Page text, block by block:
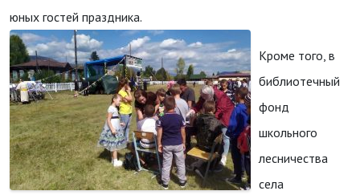
юных гостей праздника.
Кроме того, в
библиотечный
фонд
школьного
лесничества
села